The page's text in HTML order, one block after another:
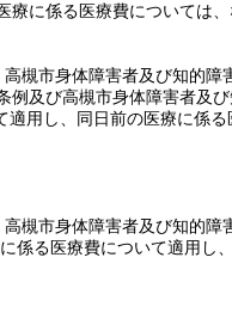
に係る医療費については、
槻市身体障害者及び知的
及び高槻市身体障害者及
用し、同日前の医療に係る
槻市身体障害者及び知的
係る医療費について適用し